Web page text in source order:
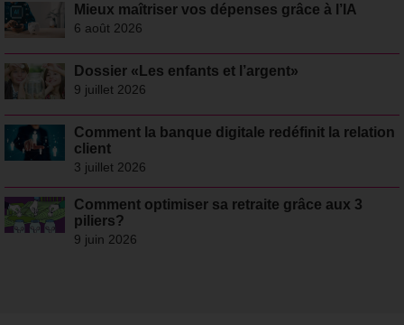
Mieux maîtriser vos dépenses grâce à l’IA
6 août 2026
Dossier «Les enfants et l’argent»
9 juillet 2026
Comment la banque digitale redéfinit la relation
client
3 juillet 2026
Comment optimiser sa retraite grâce aux 3
piliers?
9 juin 2026